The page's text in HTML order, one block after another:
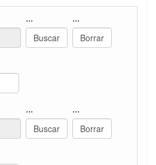
... ...
... ...